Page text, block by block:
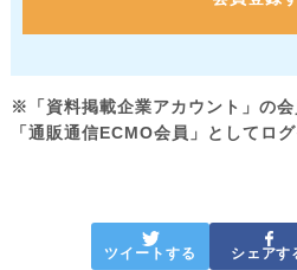
※「資料掲載企業アカウント」の
「通販通信ECMO会員」としてロ
ツイートする シェアす